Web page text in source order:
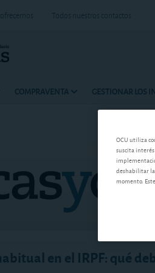
Todos nuestros contactos
COMPRAVENTA GESTIONAR LOS
Tiempo
en el IRPF: qué
OCU utiliza
suscita
deshabilitar
momento.